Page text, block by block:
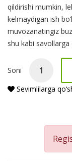
qildirishi mumkin,
kelmaydigan ish
muvozanatingiz
shu kabi
Soni
Sevimlilarga